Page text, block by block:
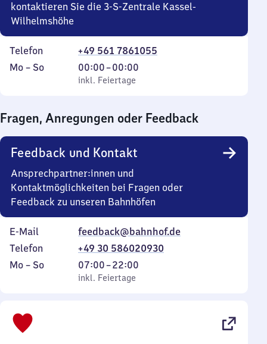
kontaktieren Sie die 3-S-Zentrale Kassel-
Wilhelmshöhe
Telefon
+49 561 7861055
Montag
Mo – So,
inkl. Feiertage
00:00–00:00
Von
0
0
Uhr
inkl. Feiertage
Fragen, Anregungen oder Feedback
Feedback und Kontakt
Ansprechpartner:innen und
Kontaktmöglichkeiten bei Fragen oder
Feedback zu unseren Bahnhöfen
E-Mail
feedback@bahnhof.de
Telefon
+49 30 586020930
Montag
Mo – So,
inkl. Feiertage
07:00–22:00
Von
7
inkl. Feiertage